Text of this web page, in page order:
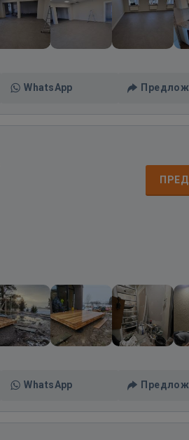
WhatsApp
WhatsApp